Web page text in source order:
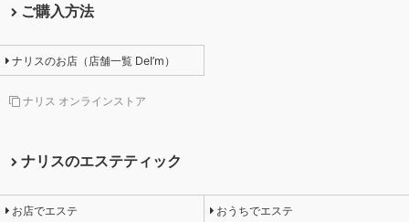
ご購入方法
ナリスのお店（店舗一覧 DeI’m）
ナリス オンラインストア
ナリスのエステティック
お店でエステ おうちでエステ